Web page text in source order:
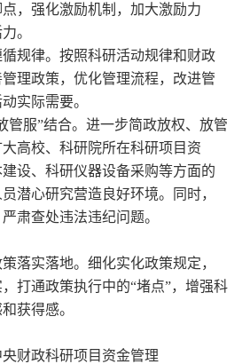
，强化激励机制，加大激励力
。
律。按照科研活动规律和财政
理政策，优化管理流程，改进管
实际需要。
”结合。进一步简政放权、放管
高校、科研院所在科研项目资
设、科研仪器设备采购等方面的
潜心研究营造良好环境。同时，
肃查处违法违纪问题。
实落地。细化实化政策规定，
打通政策执行中的“堵点”，增强科
获得感。
政科研项目资金管理